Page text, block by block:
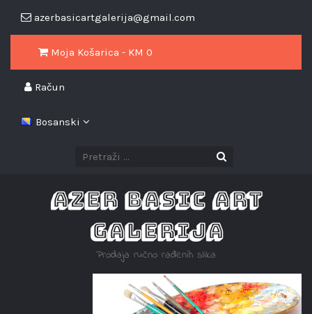
azerbasicartgalerija@gmail.com
Moja Košarica - KM 0
Račun
Bosanski
AZER BASIC ART
GALERIJA
Prodaja ručno rađenih slika